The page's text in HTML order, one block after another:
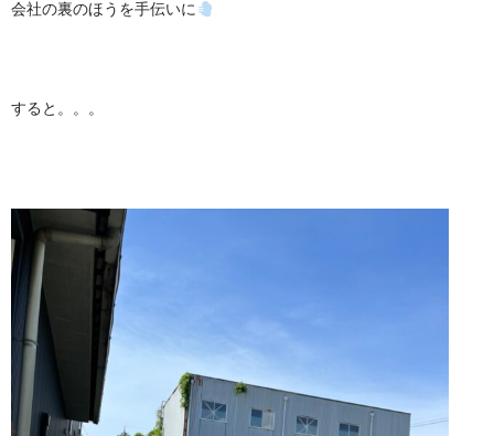
会社の裏のほうを手伝いに
すると。。。